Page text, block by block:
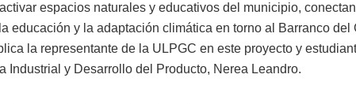
espacios naturales y educativos del municipio,
educación y la adaptación climática en torno al Barranco del
la representante de la ULPGC en este proyecto y
Industrial y Desarrollo del Producto, Nerea Leandro.